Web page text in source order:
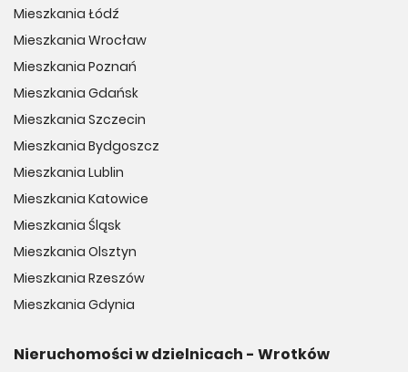
Mieszkania Łódź
Mieszkania Wrocław
Mieszkania Poznań
Mieszkania Gdańsk
Mieszkania Szczecin
Mieszkania Bydgoszcz
Mieszkania Lublin
Mieszkania Katowice
Mieszkania Śląsk
Mieszkania Olsztyn
Mieszkania Rzeszów
Mieszkania Gdynia
Nieruchomości w dzielnicach - Wrotków